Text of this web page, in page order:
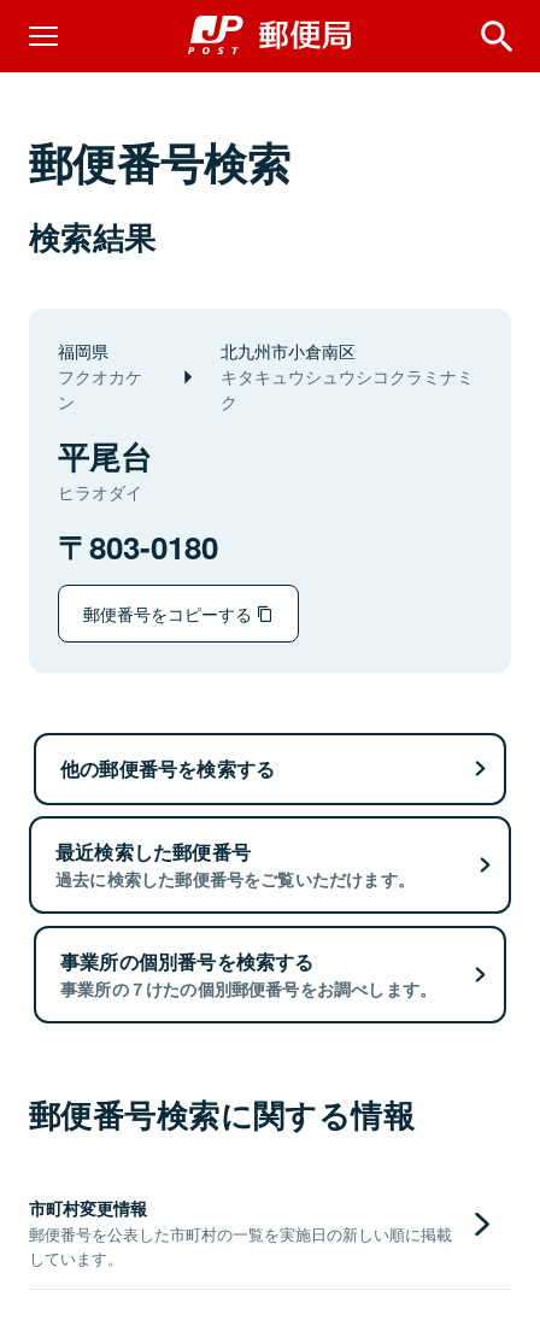
郵便番号検索
検索結果
福岡県
フクオカケ
ン
北九州市小倉南区
キタキュウシュウシコクラミナミ
ク
平尾台
ヒラオダイ
803-0180
郵便番号をコピーする
他の郵便番号を検索する
最近検索した郵便番号
過去に検索した郵便番号をご覧いただけます。
事業所の個別番号を検索する
事業所の７けたの個別郵便番号をお調べします。
郵便番号検索に関する情報
市町村変更情報
郵便番号を公表した市町村の一覧を実施日の新しい順に掲載
しています。